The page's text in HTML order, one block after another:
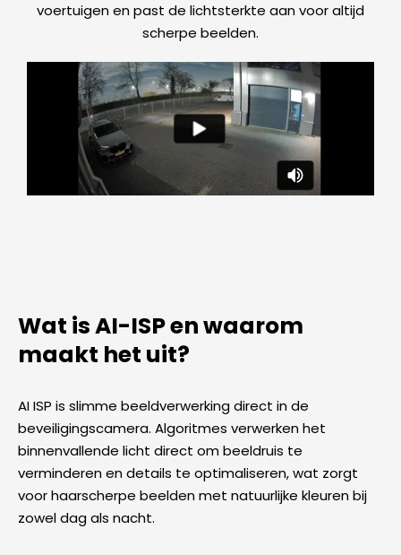
voertuigen en past de lichtsterkte aan voor altijd
scherpe beelden.
Wat is AI-ISP en waarom
maakt het uit?
AI ISP is slimme beeldverwerking direct in de
beveiligingscamera. Algoritmes verwerken het
binnenvallende licht direct om beeldruis te
verminderen en details te optimaliseren, wat zorgt
voor haarscherpe beelden met natuurlijke kleuren bij
zowel dag als nacht.